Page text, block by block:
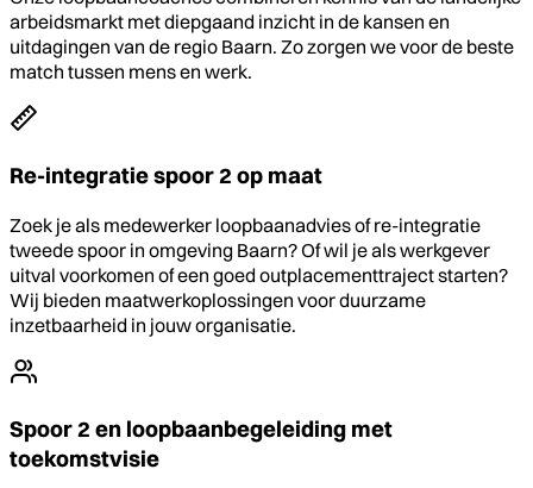
arbeidsmarkt met diepgaand inzicht in de kansen en
uitdagingen van de regio Baarn. Zo zorgen we voor de beste
match tussen mens en werk.
Re-integratie spoor 2 op maat
Zoek je als medewerker loopbaanadvies of re-integratie
tweede spoor in omgeving Baarn? Of wil je als werkgever
uitval voorkomen of een goed outplacementtraject starten?
Wij bieden maatwerkoplossingen voor duurzame
inzetbaarheid in jouw organisatie.
Spoor 2 en loopbaanbegeleiding met
toekomstvisie